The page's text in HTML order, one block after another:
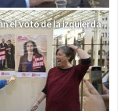
el voto de la izquierda